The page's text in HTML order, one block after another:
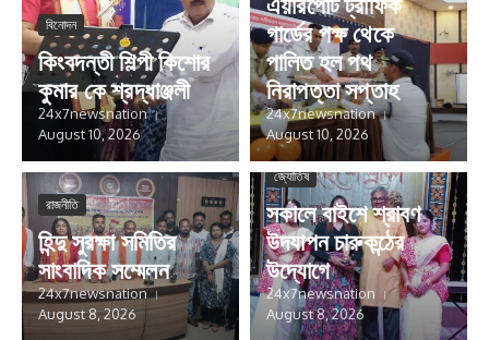
বিনোদন
কিংবদন্তী শিল্পী কিশোর
কুমার কে শ্রদ্ধাঞ্জলী
24x7newsnation
August 10, 2026
গার্ডের পক্ষ থেকে
পালিত হল পথ
নিরাপত্তা সপ্তাহ
24x7newsnation
August 10, 2026
রাজনীতি
হিন্দু সুরক্ষা সমিতির
সাংবাদিক সম্মেলন
24x7newsnation
August 8, 2026
জ্যোতিষ
সকালে বাইশে শ্রাবণ
উদযাপন চারুকন্ঠের
উদ্যোগে
24x7newsnation
August 8, 2026